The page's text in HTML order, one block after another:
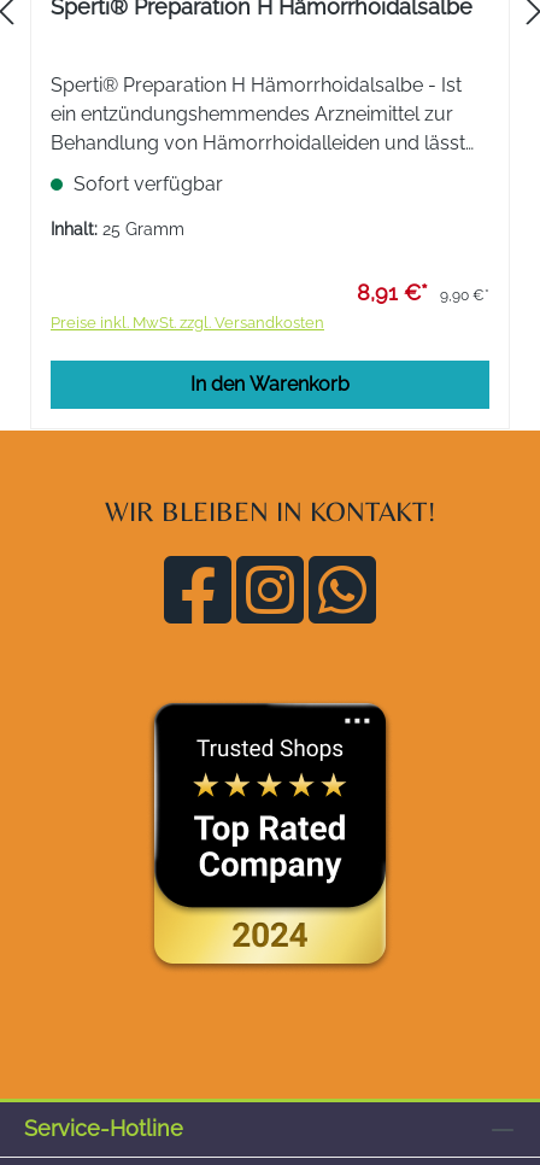
Sperti® Preparation H Hämorrhoidalsalbe
Sperti® Preparation H Hämorrhoidalsalbe - Ist
ein entzündungshemmendes Arzneimittel zur
Behandlung von Hämorrhoidalleiden und lässt
Hämorrhoiden schrumpfen, lindert Schmerzen,
Brennen und Jucken.
Sofort verfügbar
Inhalt: 25 Gramm
8,91 €* 9,90 €*
Preise inkl. MwSt. zzgl. Versandkosten
In den Warenkorb
WIR BLEIBEN IN KONTAKT!
Service-Hotline